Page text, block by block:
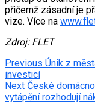
přičemž zásadní je
vize. Více na
Zdroj: FLET
Post
navigation
Previous Únik z
investicí
Next České
vytápění rozhodují